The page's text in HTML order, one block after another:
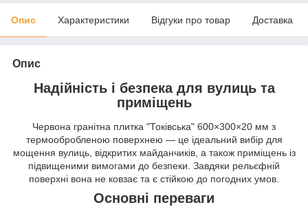
Опис Характеристики Відгуки про товар Доставка
Опис
Надійність і безпека для вулиць та
приміщень
Червона гранітна плитка "Токівська" 600×300×20 мм з
термообробленою поверхнею — це ідеальний вибір для
мощення вулиць, відкритих майданчиків, а також приміщень із
підвищеними вимогами до безпеки. Завдяки рельєфній
поверхні вона не ковзає та є стійкою до погодних умов.
Основні переваги